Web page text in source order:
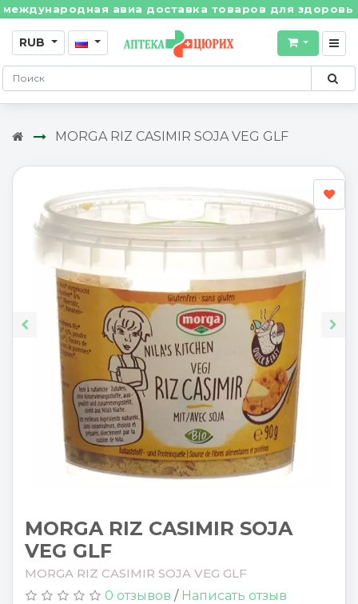
авиа доставка товаров для здоровья
RUB
MORGA RIZ CASIMIR SOJA VEG GLF
MORGA RIZ CASIMIR SOJA
VEG GLF
MORGA RIZ CASIMIR SOJA VEG GLF
0 отзывов / Написать отзыв